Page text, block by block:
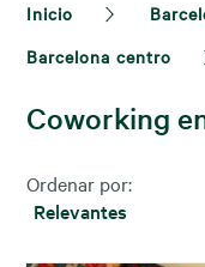
Inicio
Barcelona centro
Coworking
Ordenar por:
Relevantes